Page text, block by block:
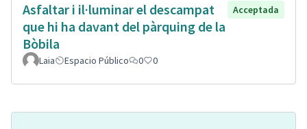
Asfaltar i il·luminar el descampat
que hi ha davant del pàrquing de la
Bòbila
Acceptada
Laia Espacio Público 0 0